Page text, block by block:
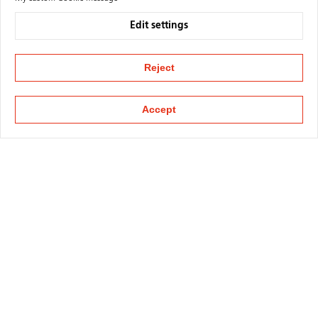
Edit settings
Reject
Accept